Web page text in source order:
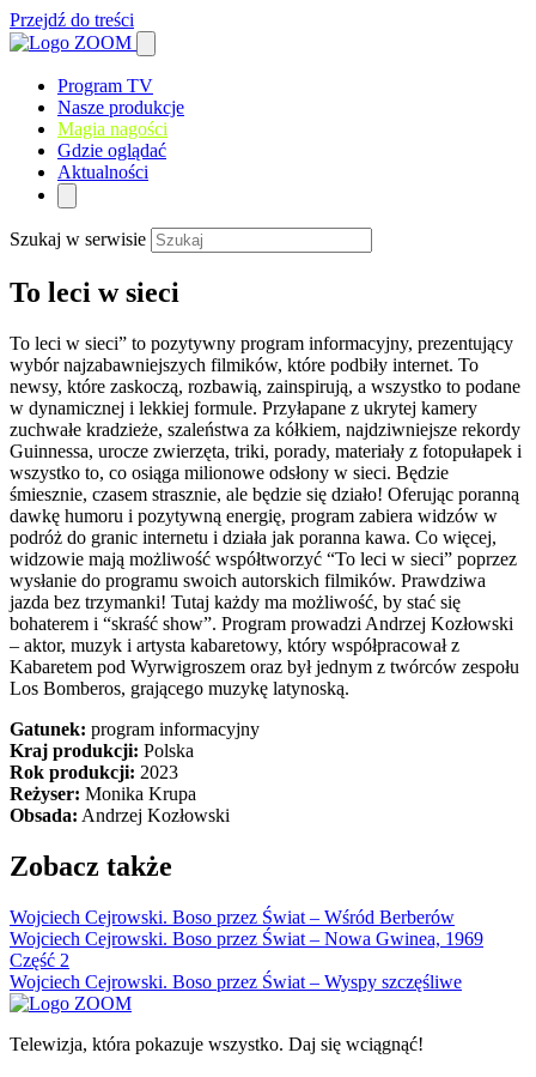
Przejdź do treści
Program TV
Nasze produkcje
Magia nagości
Gdzie oglądać
Aktualności
Szukaj w serwisie
To leci w sieci
To leci w sieci” to pozytywny program informacyjny, prezentujący
wybór najzabawniejszych filmików, które podbiły internet. To
newsy, które zaskoczą, rozbawią, zainspirują, a wszystko to podane
w dynamicznej i lekkiej formule. Przyłapane z ukrytej kamery
zuchwałe kradzieże, szaleństwa za kółkiem, najdziwniejsze rekordy
Guinnessa, urocze zwierzęta, triki, porady, materiały z fotopułapek i
wszystko to, co osiąga milionowe odsłony w sieci. Będzie
śmiesznie, czasem strasznie, ale będzie się działo! Oferując poranną
dawkę humoru i pozytywną energię, program zabiera widzów w
podróż do granic internetu i działa jak poranna kawa. Co więcej,
widzowie mają możliwość współtworzyć “To leci w sieci” poprzez
wysłanie do programu swoich autorskich filmików. Prawdziwa
jazda bez trzymanki! Tutaj każdy ma możliwość, by stać się
bohaterem i “skraść show”. Program prowadzi Andrzej Kozłowski
– aktor, muzyk i artysta kabaretowy, który współpracował z
Kabaretem pod Wyrwigroszem oraz był jednym z twórców zespołu
Los Bomberos, grającego muzykę latynoską.
Gatunek: program informacyjny
Kraj produkcji: Polska
Rok produkcji: 2023
Reżyser: Monika Krupa
Obsada: Andrzej Kozłowski
Zobacz także
Wojciech Cejrowski. Boso przez Świat – Wśród Berberów
Wojciech Cejrowski. Boso przez Świat – Nowa Gwinea, 1969
Część 2
Wojciech Cejrowski. Boso przez Świat – Wyspy szczęśliwe
Telewizja, która pokazuje wszystko. Daj się wciągnąć!